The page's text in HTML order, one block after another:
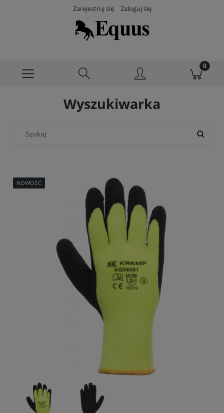
Zarejestruj się Zaloguj się
Wyszukiwarka
NOWOŚĆ